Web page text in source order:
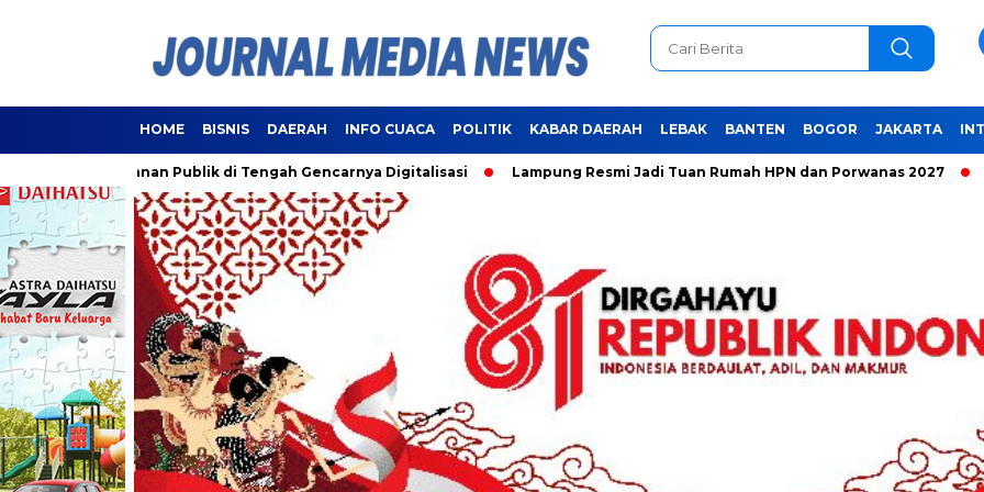
HOME BISNIS DAERAH INFO CUACA POLITIK KABAR DAERAH LEBAK BANTEN BOGOR JAKARTA
Pelayanan Publik di Tengah Gencarnya Digitalisasi Lampung Resmi Jadi Tuan Rumah HPN dan Porwanas 2027 Unifying